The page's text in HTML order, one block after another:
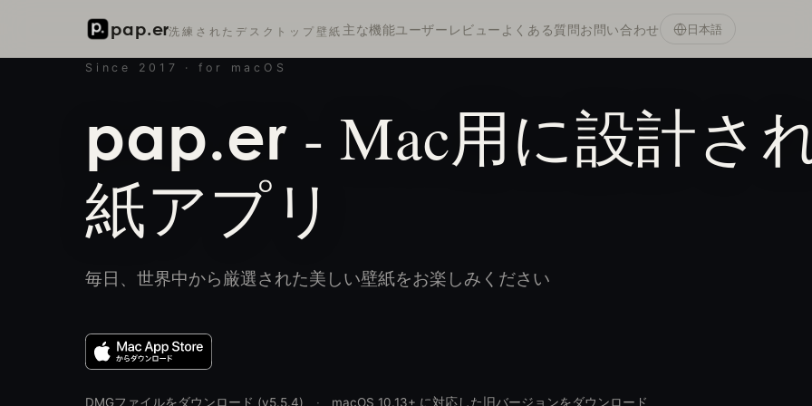
pap.er洗練されたデスクトップ壁紙主な機能ユーザーレビュー よくある質問お問い合わせ 日本語
Since 2017 · for macOS
pap.er -Mac用に設計さ
紙アプリ
毎日、世界中から厳選された美しい壁紙をお楽しみください
DMGファイルをダウンロード (v5.5.4) · macOS 10.13+ に対応した旧バージョンをダウンロード